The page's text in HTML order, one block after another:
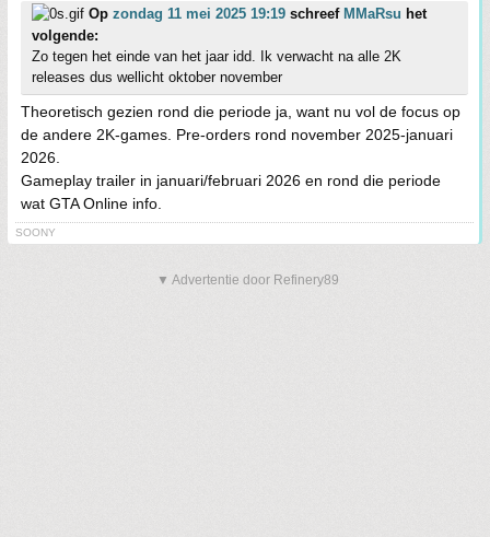
Op zondag 11 mei 2025 19:19 schreef MMaRsu het
volgende:
Zo tegen het einde van het jaar idd. Ik verwacht na alle 2K
releases dus wellicht oktober november
Theoretisch gezien rond die periode ja, want nu vol de focus op
de andere 2K-games. Pre-orders rond november 2025-januari
2026.
Gameplay trailer in januari/februari 2026 en rond die periode
wat GTA Online info.
SOONY
▼ Advertentie door Refinery89